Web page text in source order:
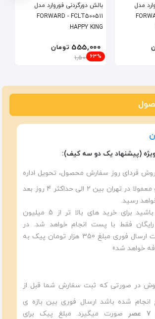
بالش دورگردنی فوروارد مدل
FORWARD - FCLT500511
HAPPY KING
555,000 تومان
1,500,000
63%
مدل
(پیشنهاد یک دو سه کیف):
فردای روز سفارش محصول، تحویل اداره
ی پست شده و معمولا در تهران بین ۲ الی حداکثر 4 روز بعد
رسید.
«توجه داشته باشید برای خرید های بالا تر از 5 میلیون
رایگان فقط با پست انجام خواهد شد. در
صورت درخواست ارسال فوری مبلغ 350 هزار تومان پیک به
خواهد شد»
در صورتی که ثبت سفارش شما قبل از
صورت میگیرد. مبلغ پیک برای